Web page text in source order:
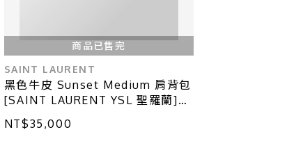
商品已售完
SAINT LAURENT
黑色牛皮 Sunset Medium 肩背包
[SAINT LAURENT YSL 聖羅蘭]
498779
NT$35,000